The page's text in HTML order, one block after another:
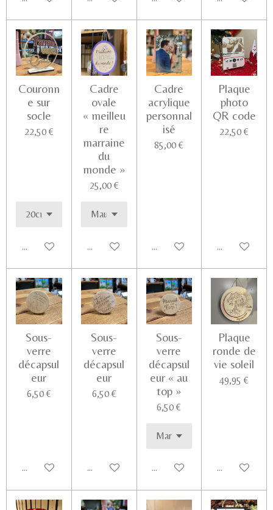
Couronn
e sur
socle
22,50 €
Ajouter au panier
Cadre
ovale
« meilleu
re
marraine
du
monde »
25,00 €
Ajouter au panier
Cadre
acrylique
personnal
isé
85,00 €
Ajouter au panier
Plaque
photo
QR code
22,50 €
Voir les
Sous-
verre
décapsul
eur
6,50 €
Ajouter au panier
Sous-
verre
décapsul
eur
6,50 €
Ajouter au panier
Sous-
verre
décapsul
eur « au
top »
6,50 €
Ajouter au panier
Plaque
ronde de
vie soleil
49,95 €
Voir les